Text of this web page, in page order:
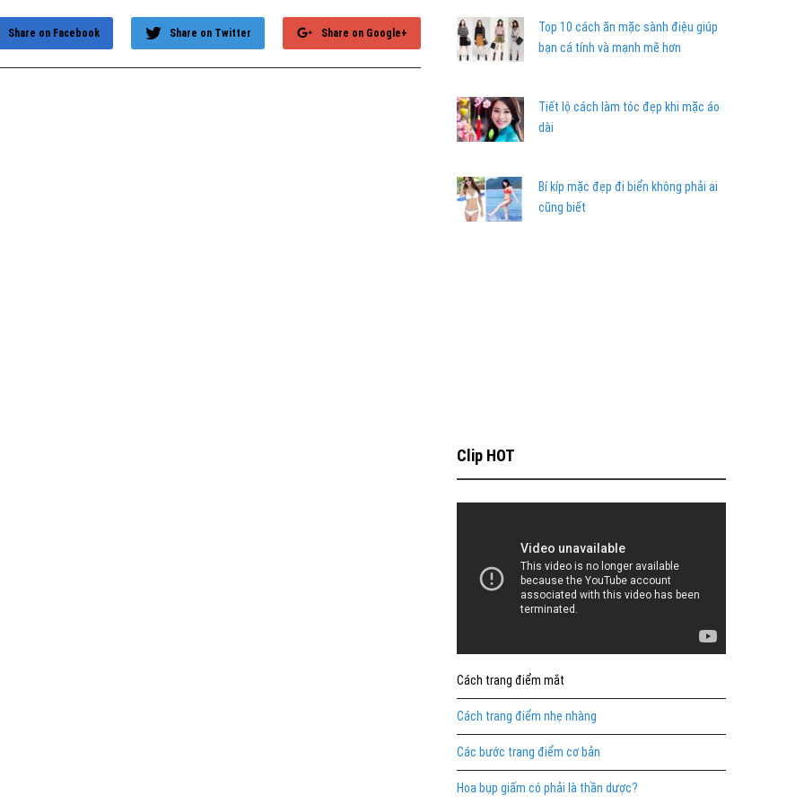
Share on Google+
Share on Twitter
Share on Facebook
Top 10 cách ăn mặc sành điệu giúp
bạn cá tính và mạnh mẽ hơn
Tiết lộ cách làm tóc đẹp khi mặc áo
dài
Bí kíp mặc đẹp đi biển không phải ai
cũng biết
Clip HOT
Cách trang điểm mắt
Cách trang điểm nhẹ nhàng
Các bước trang điểm cơ bản
Hoa bụp giấm có phải là thần dược?